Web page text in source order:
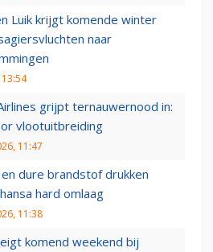
Luik krijgt komende winter
naar
grijpt ternauwernood in:
vlootuitbreiding
11:47
dure brandstof drukken
hard omlaag
11:38
komend weekend bij